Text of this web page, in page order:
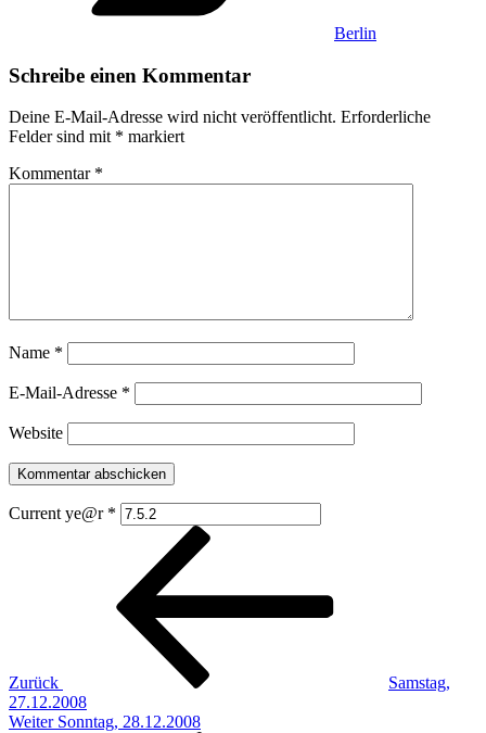
Berlin
Schreibe einen Kommentar
Deine E-Mail-Adresse wird nicht veröffentlicht. Erforderliche
Felder sind mit * markiert
Kommentar *
Name *
E-Mail-Adresse *
Website
Current ye@r *
Beitragsnavigation
Zurück
Samstag,
27.12.2008
Nächster
Weiter Sonntag, 28.12.2008